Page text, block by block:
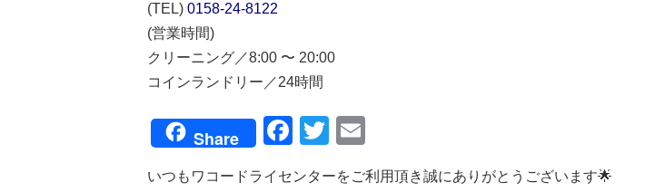
(TEL) 0158-24-8122
(営業時間)
クリーニング／8:00 〜 20:00
コインランドリー／24時間
Share Facebook
Twitter
いつもワコードライセンターをご利用頂き誠にありがとうございます🌟